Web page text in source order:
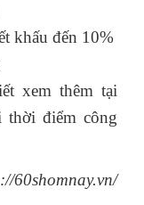
khấu đến 10%
xem thêm tại
thời điểm công
60shomnay.vn/